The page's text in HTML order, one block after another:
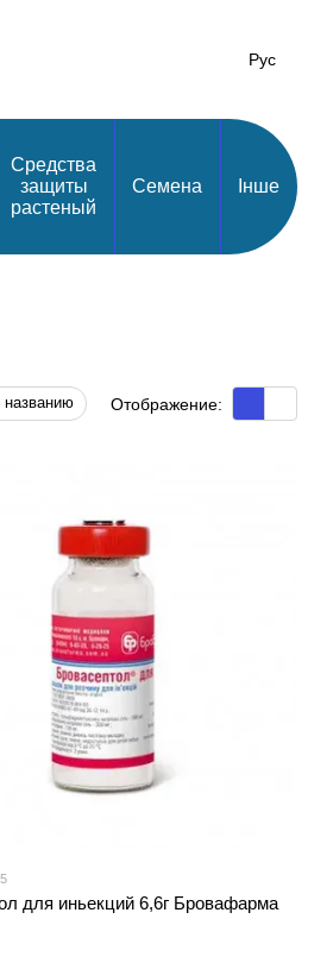
Рус
Средства
защиты
растеный
Семена Інше
названию Отображение:
для иньекций 6,6г Бровафарма